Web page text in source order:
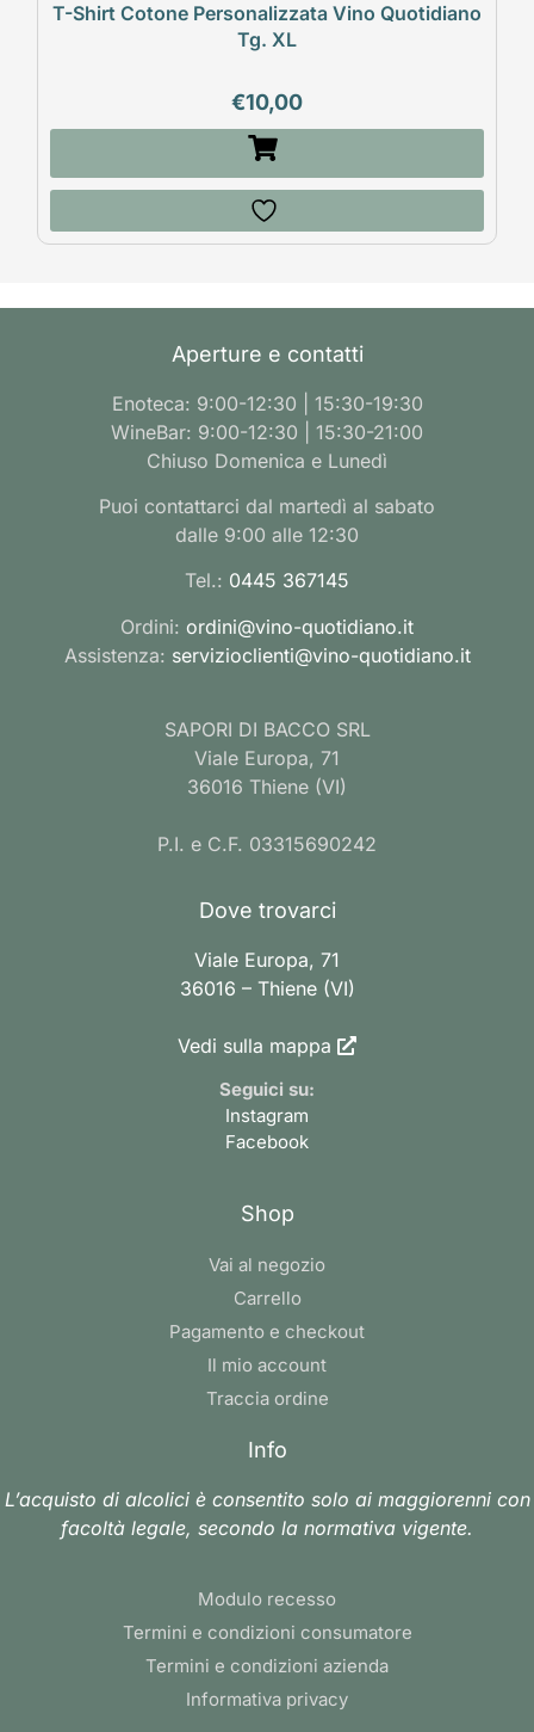
T-Shirt Cotone Personalizzata Vino Quotidiano
Tg. XL
€10,00
Aperture e contatti
Enoteca: 9:00-12:30 | 15:30-19:30
WineBar: 9:00-12:30 | 15:30-21:00
Chiuso Domenica e Lunedì
Puoi contattarci dal martedì al sabato
dalle 9:00 alle 12:30
Tel.: 0445 367145
Ordini: ordini@vino-quotidiano.it
Assistenza: servizioclienti@vino-quotidiano.it
SAPORI DI BACCO SRL
Viale Europa, 71
36016 Thiene (VI)
P.I. e C.F. 03315690242
Dove trovarci
Viale Europa, 71
36016 – Thiene (VI)
Vedi sulla mappa
Seguici su:
Instagram
Facebook
Shop
Vai al negozio
Carrello
Pagamento e checkout
Il mio account
Traccia ordine
Info
L’acquisto di alcolici è consentito solo ai maggiorenni con
facoltà legale, secondo la normativa vigente.
Modulo recesso
Termini e condizioni consumatore
Termini e condizioni azienda
Informativa privacy